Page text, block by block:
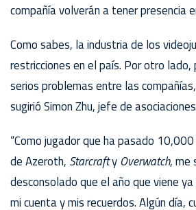
compañía volverán a tener presencia
Como sabes, la industria de los
restricciones en el país. Por otro lado,
serios problemas entre las
sugirió Simon Zhu, jefe de
“Como jugador que ha pasado
de Azeroth, Starcrafty Overwatch, me
desconsolado que el año que viene
mi cuenta y mis recuerdos. Algún día,